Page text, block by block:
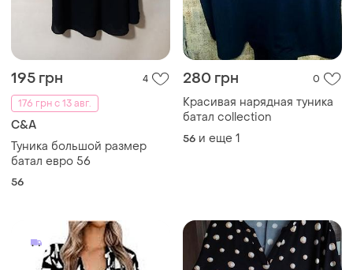
176 грн с 13 авг.
Туника большой размер
Красивая нарядная туника
батал collection
56 и еще